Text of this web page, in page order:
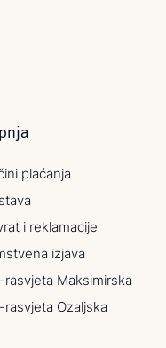
plaćanja
i reklamacije
izjava
rasvjeta Maksimirska
rasvjeta Ozaljska